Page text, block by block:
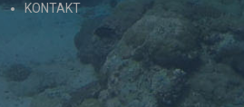
KONTAKT